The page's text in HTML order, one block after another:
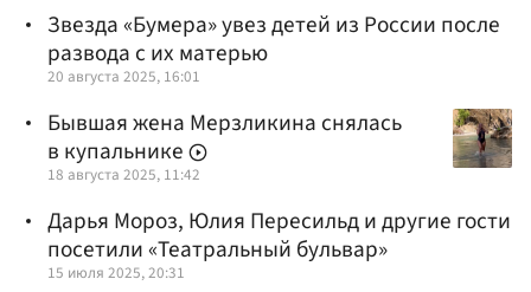
Звезда «Бумера» увез детей из России после
развода с их матерью
20 августа 2025, 16:01
Бывшая жена Мерзликина снялась
в купальнике
18 августа 2025, 11:42
Дарья Мороз, Юлия Пересильд и другие гости
посетили «Театральный бульвар»
15 июля 2025, 20:31